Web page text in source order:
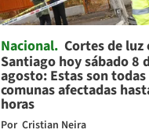
Nacional Cortes de luz
Santiago hoy sábado 8
agosto: Estas son todas
comunas afectadas
horas
Por Cristian Neira